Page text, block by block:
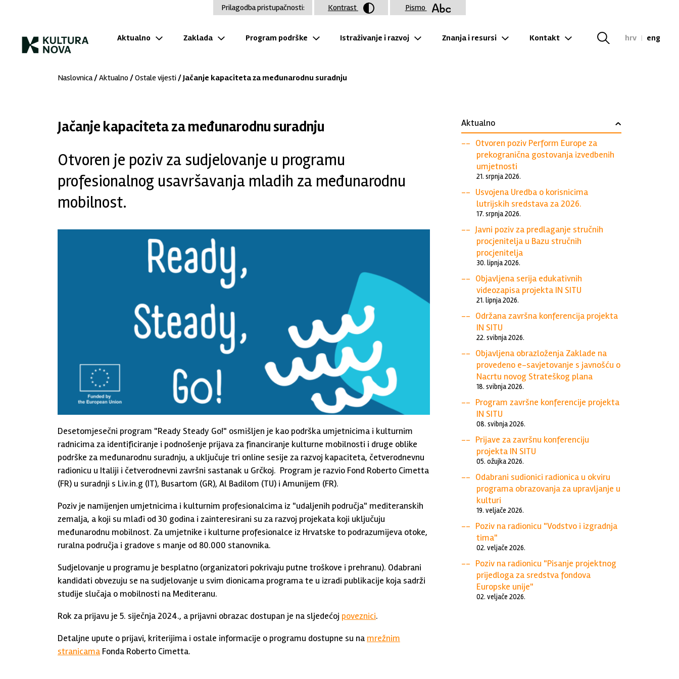
Aktualno Zaklada Program podrške Istraživanje i razvoj Znanja i resursi Kontakt hrv | eng
Naslovnica/Aktualno/Ostale vijesti/ Jačanje kapaciteta za međunarodnu suradnju
Jačanje kapaciteta za međunarodnu suradnju
Otvoren je poziv za sudjelovanje u programu
profesionalnog usavršavanja mladih za međunarodnu
mobilnost.
Desetomjesečni program "Ready Steady Go!" osmišljen je kao podrška umjetnicima i kulturnim
radnicima za identificiranje i podnošenje prijava za financiranje kulturne mobilnosti i druge oblike
podrške za međunarodnu suradnju, a uključuje tri online sesije za razvoj kapaciteta, četverodnevnu
radionicu u Italiji i četverodnevni završni sastanak u Grčkoj. Program je razvio Fond Roberto Cimetta
(FR) u suradnji s Liv.in.g (IT), Busartom (GR), Al Badilom (TU) i Amunijem (FR).
Poziv je namijenjen umjetnicima i kulturnim profesionalcima iz "udaljenih područja" mediteranskih
zemalja, a koji su mlađi od 30 godina i zainteresirani su za razvoj projekata koji uključuju
međunarodnu mobilnost. Za umjetnike i kulturne profesionalce iz Hrvatske to podrazumijeva otoke,
ruralna područja i gradove s manje od 80.000 stanovnika.
Sudjelovanje u programu je besplatno (organizatori pokrivaju putne troškove i prehranu). Odabrani
kandidati obvezuju se na sudjelovanje u svim dionicama programa te u izradi publikacije koja sadrži
studije slučaja o mobilnosti na Mediteranu.
Rok za prijavu je 5. siječnja 2024., a prijavni obrazac dostupan je na sljedećoj poveznici.
Detaljne upute o prijavi, kriterijima i ostale informacije o programu dostupne su na mrežnim
stranicama Fonda Roberto Cimetta.
Aktualno ›
Otvoren poziv Perform Europe za
prekogranična gostovanja izvedbenih
umjetnosti
21. srpnja 2026.
Usvojena Uredba o korisnicima
lutrijskih sredstava za 2026.
17. srpnja 2026.
Javni poziv za predlaganje stručnih
procjenitelja u Bazu stručnih
procjenitelja
30. lipnja 2026.
Objavljena serija edukativnih
videozapisa projekta IN SITU
21. lipnja 2026.
Održana završna konferencija projekta
IN SITU
22. svibnja 2026.
Objavljena obrazloženja Zaklade na
provedeno e-savjetovanje s javnošću o
Nacrtu novog Strateškog plana
18. svibnja 2026.
Program završne konferencije projekta
IN SITU
08. svibnja 2026.
Prijave za završnu konferenciju
projekta IN SITU
05. ožujka 2026.
Odabrani sudionici radionica u okviru
programa obrazovanja za upravljanje u
kulturi
19. veljače 2026.
Poziv na radionicu "Vodstvo i izgradnja
tima"
02. veljače 2026.
Poziv na radionicu "Pisanje projektnog
prijedloga za sredstva fondova
Europske unije"
02. veljače 2026.
Prilagodba pristupačnosti: Kontrast Pismo